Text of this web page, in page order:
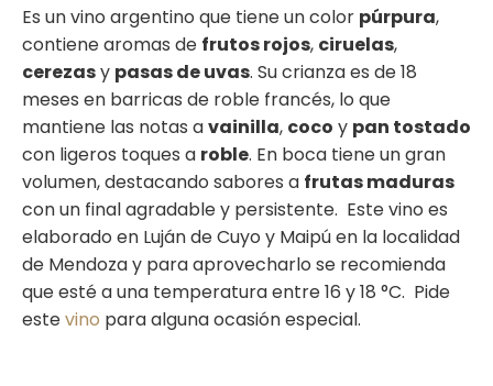
Es un vino argentino que tiene un color púrpura,
contiene aromas de frutos rojos, ciruelas,
cerezasy pasas de uvas. Su crianza es de 18
meses en barricas de roble francés, lo que
mantiene las notas avainilla, coco y pan tostado
con ligeros toques a roble. En boca tiene un gran
volumen, destacando sabores a frutas maduras
con un final agradable y persistente. Este vino es
elaborado en Luján de Cuyo y Maipú en la localidad
de Mendoza y para aprovecharlo se recomienda
que esté a una temperatura entre 16 y 18 °C. Pide
estevino para alguna ocasión especial.